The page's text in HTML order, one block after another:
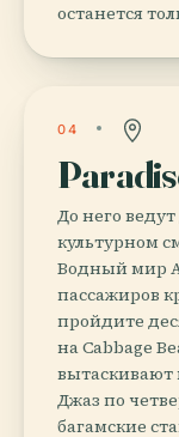
останется
04
До него
культурном
Водный мир
пассажиров
пройдите
на Cabbage
вытаскивают
Джаз по
багамские